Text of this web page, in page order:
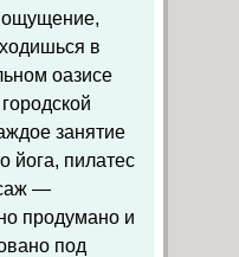
ощущение,
в
оазисе
занятие
йога, пилатес
—
продумано и
под